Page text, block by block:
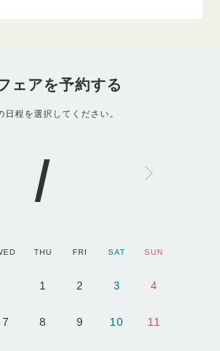
ェアを予約する
日程を選択してください。
1
THU FRI SAT SUN
1 2 3 4
7 8 9 10 11